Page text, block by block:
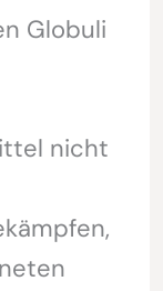
Globuli
nicht